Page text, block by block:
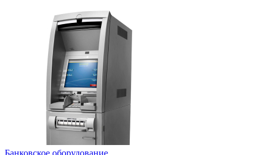
Банковское оборудование